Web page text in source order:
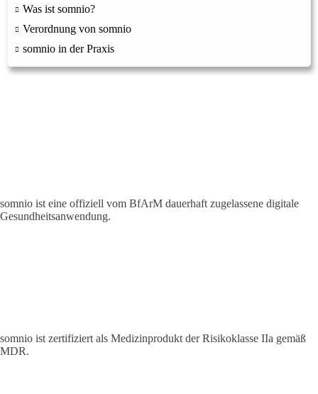
Was ist somnio?
Verordnung von somnio
somnio in der Praxis
somnio ist eine offiziell vom BfArM dauerhaft zugelassene digitale
Gesundheitsanwendung.
somnio ist zertifiziert als Medizinprodukt der Risikoklasse IIa gemäß
MDR.